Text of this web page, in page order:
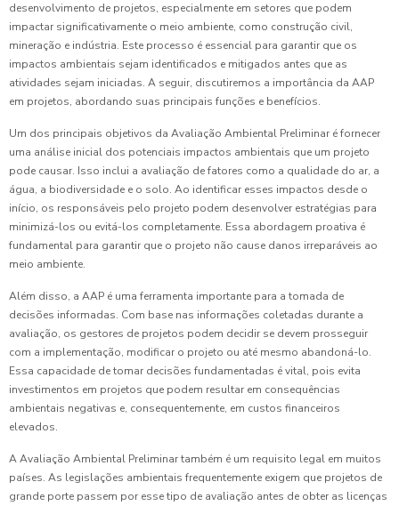
desenvolvimento de projetos, especialmente em setores que podem
impactar significativamente o meio ambiente, como construção civil,
mineração e indústria. Este processo é essencial para garantir que os
impactos ambientais sejam identificados e mitigados antes que as
atividades sejam iniciadas. A seguir, discutiremos a importância da AAP
em projetos, abordando suas principais funções e benefícios.
Um dos principais objetivos da Avaliação Ambiental Preliminar é fornecer
uma análise inicial dos potenciais impactos ambientais que um projeto
pode causar. Isso inclui a avaliação de fatores como a qualidade do ar, a
água, a biodiversidade e o solo. Ao identificar esses impactos desde o
início, os responsáveis pelo projeto podem desenvolver estratégias para
minimizá-los ou evitá-los completamente. Essa abordagem proativa é
fundamental para garantir que o projeto não cause danos irreparáveis ao
meio ambiente.
Além disso, a AAP é uma ferramenta importante para a tomada de
decisões informadas. Com base nas informações coletadas durante a
avaliação, os gestores de projetos podem decidir se devem prosseguir
com a implementação, modificar o projeto ou até mesmo abandoná-lo.
Essa capacidade de tomar decisões fundamentadas é vital, pois evita
investimentos em projetos que podem resultar em consequências
ambientais negativas e, consequentemente, em custos financeiros
elevados.
A Avaliação Ambiental Preliminar também é um requisito legal em muitos
países. As legislações ambientais frequentemente exigem que projetos de
grande porte passem por esse tipo de avaliação antes de obter as licenças